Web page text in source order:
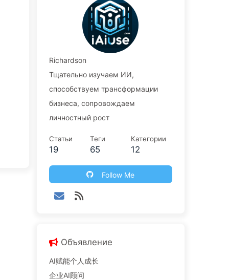
Richardson
Тщательно изучаем ИИ,
способствуем трансформации
бизнеса, сопровождаем
личностный рост
Статьи
19
Теги
65
Категории
12
Follow Me
Объявление
AI赋能个人成长
企业AI顾问